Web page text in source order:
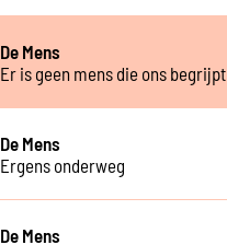
De Mens
Er is geen mens die ons begrijpt
De Mens
Ergens onderweg
De Mens